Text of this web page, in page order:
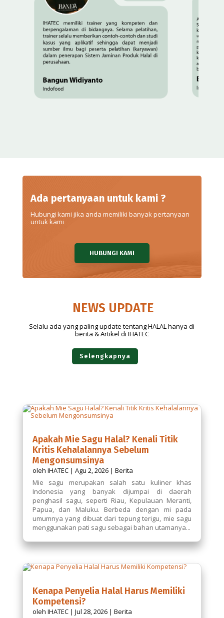
Ada pertanyaan untuk kami ?
Hubungi kami jika anda memiliki banyak pertanyaan
untuk kami
HUBUNGI KAMI
NEWS UPDATE
Selalu ada yang paling update tentang HALAL hanya di
berita & Artikel di IHATEC
Selengkapnya
Apakah Mie Sagu Halal? Kenali Titik
Kritis Kehalalannya Sebelum
Mengonsumsinya
oleh IHATEC| Agu 2, 2026| Berita
Mie sagu merupakan salah satu kuliner khas
Indonesia yang banyak dijumpai di daerah
penghasil sagu, seperti Riau, Kepulauan Meranti,
Papua, dan Maluku. Berbeda dengan mi pada
umumnya yang dibuat dari tepung terigu, mie sagu
menggunakan pati sagu sebagai bahan utamanya...
Kenapa Penyelia Halal Harus Memiliki
Kompetensi?
oleh IHATEC| Jul 28, 2026| Berita